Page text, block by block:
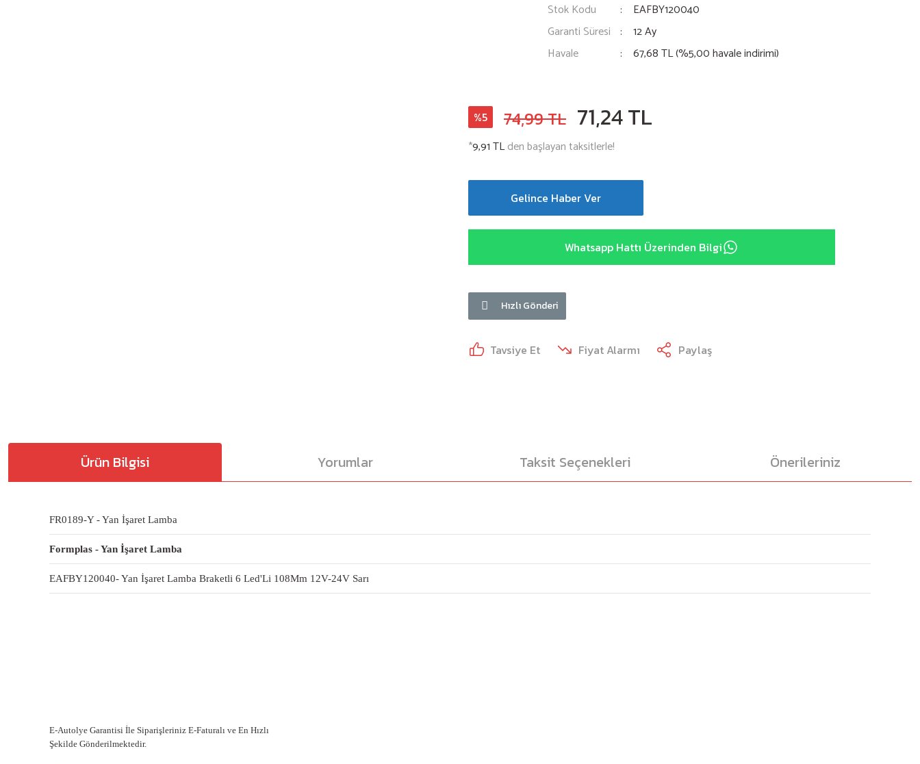
Stok Kodu
EAFBY120040
Garanti Süresi
12 Ay
Havale
67,68 TL (%5,00 havale indirimi)
%5 74,99 TL 71,24 TL
*9,91 TLden başlayan taksitlerle!
Gelince Haber Ver
Whatsapp Hattı Üzerinden Bilgi
Hızlı Gönderi
Tavsiye Et Fiyat Alarmı Paylaş
Ürün Bilgisi Yorumlar Taksit Seçenekleri Önerileriniz
FR0189-Y - Yan İşaret Lamba
Formplas - Yan İşaret Lamba
EAFBY120040- Yan İşaret Lamba Braketli 6 Led'Li 108Mm 12V-24V Sarı
E-Autolye Garantisi İle Siparişleriniz E-Faturalı ve En Hızlı
Şekilde Gönderilmektedir.